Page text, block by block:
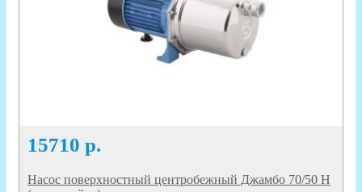
15710 р.
Насос поверхностный центробежный Джамбо 70/50 Н